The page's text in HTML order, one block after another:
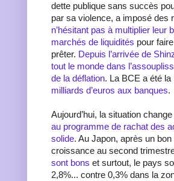
dette publique sans succès
par sa violence, a imposé des
n’hésitant pas à multiplier leur
marchés de liquidités pour
prêter. Depuis l’arrivée de
tout le monde dans
de la déflation. La BCE a été la
milliards d’euros aux banques.
Aujourd’hui, la situation
au programme de rachat des
solide. Au Japon, après un
croissance au second
sont bons et surtout, le pays
2,8%... contre 0,3% dans la